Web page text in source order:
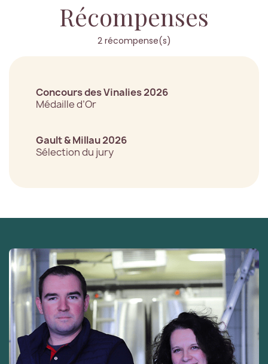
Récompenses
2 récompense(s)
Concours des Vinalies 2026
Médaille d’Or
Gault & Millau 2026
Sélection du jury